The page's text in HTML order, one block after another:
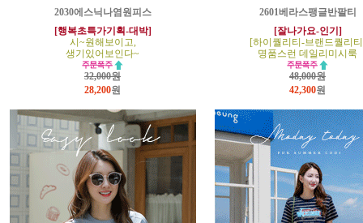
2030에스닉나염원피스
[행복초특가기획-대박]
시~원해보이고,
생기있어보인다~
32,000원
28,200원
2601베라스팽글반팔티
[잘나가요-인기]
[하이퀄리티-브랜드퀄리
명품스런 데일리미시룩
48,000원
42,300원